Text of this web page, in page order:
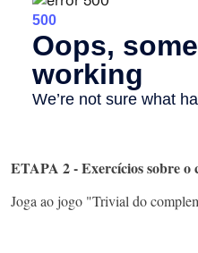
ETAPA 2 - Exercícios sobre o
Joga ao jogo "Trivial do